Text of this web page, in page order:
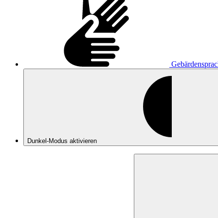
Dunkel-Modus aktivieren